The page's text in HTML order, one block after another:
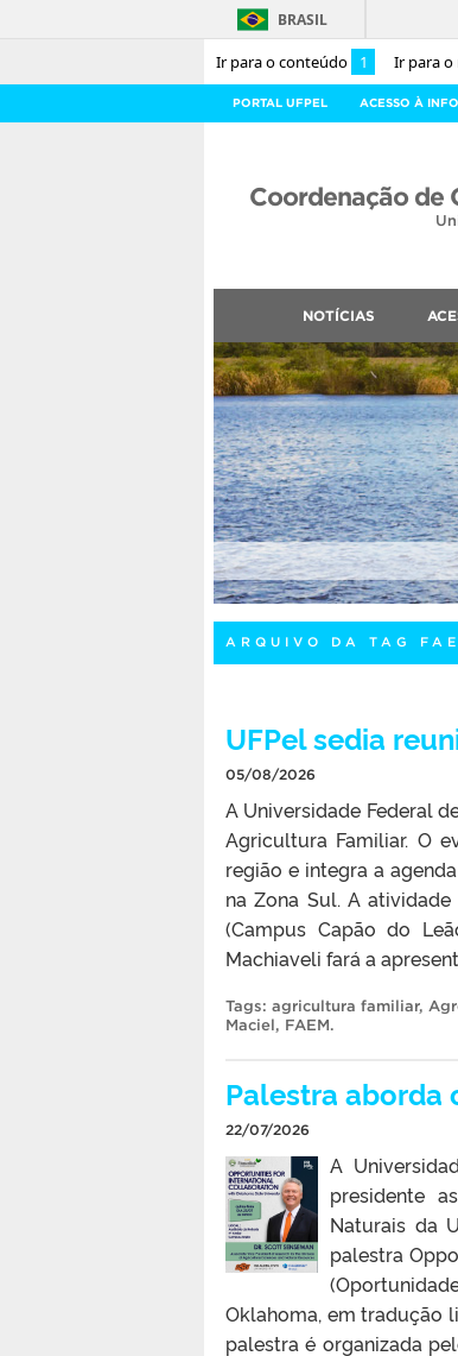
Ir para o conteúdo 1 Ir para o
BRASIL
PORTAL UFPEL ACESSO À
Coordenação de
NOTÍCIAS
ARQUIVO DA TAG
UFPel sedia
05/08/2026
A Universidade Federal
Agricultura Familiar. O
região e integra a
na Zona Sul. A
(Campus Capão do
Machiaveli fará a
Tags: agricultura familiar,
Maciel, FAEM.
Palestra
22/07/2026
A
presidente
Naturais da
palestra
Oklahoma, em tradução
palestra é organizada